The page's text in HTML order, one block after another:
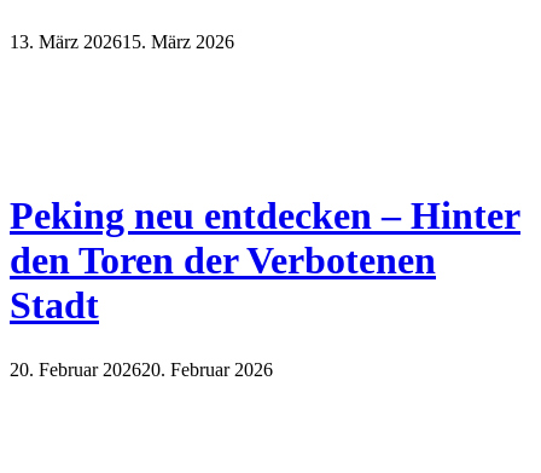
13. März 202615. März 2026
Peking neu entdecken – Hinter
den Toren der Verbotenen
Stadt
20. Februar 202620. Februar 2026